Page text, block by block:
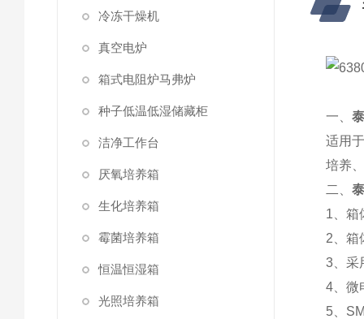
冷冻干燥机
真空电炉
箱式电阻炉马弗炉
种子低温低湿储藏柜
洁净工作台
厌氧培养箱
生化培养箱
霉菌培养箱
恒温恒湿箱
光照培养箱
一、
适用
培养
二、
1、箱
2、箱
3、采
4、微
5、